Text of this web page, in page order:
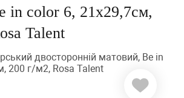
in color 6, 21х29,7см,
Talent